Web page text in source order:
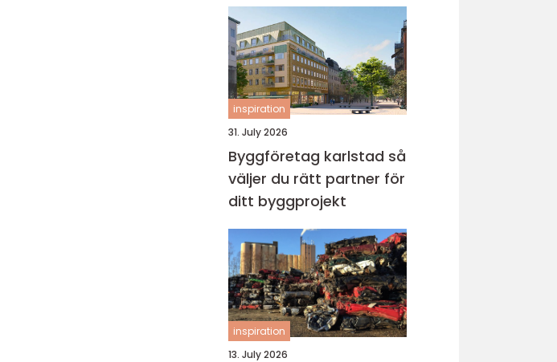
inspiration
31. July 2026
Byggföretag karlstad så
väljer du rätt partner för
ditt byggprojekt
inspiration
13. July 2026